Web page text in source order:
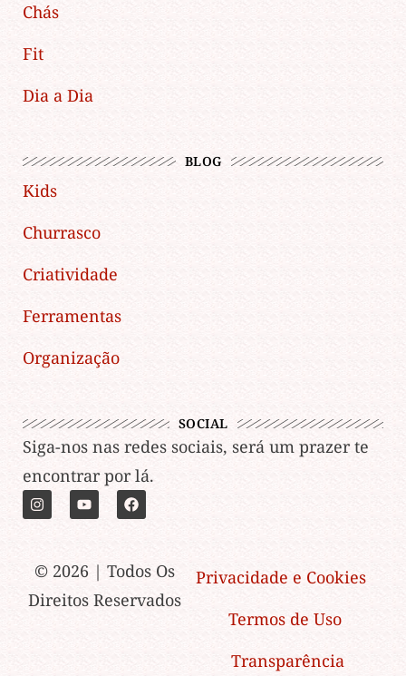
Chás
Fit
Dia a Dia
BLOG
Kids
Churrasco
Criatividade
Ferramentas
Organização
SOCIAL
Siga-nos nas redes sociais, será um prazer te
encontrar por lá.
© 2026 | Todos Os
Direitos Reservados
Privacidade e Cookies
Termos de Uso
Transparência